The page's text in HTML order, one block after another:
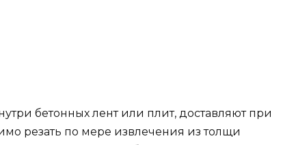
бетонных лент или плит, доставляют при
резать по мере извлечения из толщи